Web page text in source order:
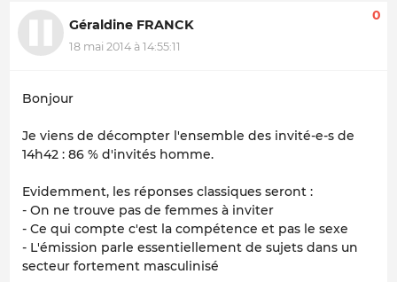
Géraldine FRANCK
18 mai 2014 à 14:55:11
0
Bonjour
Je viens de décompter l'ensemble des invité-e-s de
14h42 : 86 % d'invités homme.
Evidemment, les réponses classiques seront :
- On ne trouve pas de femmes à inviter
- Ce qui compte c'est la compétence et pas le sexe
- L'émission parle essentiellement de sujets dans un
secteur fortement masculinisé